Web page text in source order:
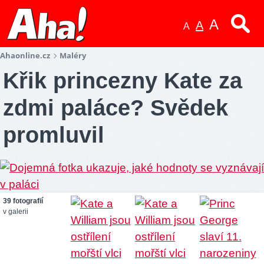
A A A
Ahaonline.cz Maléry
Křik princezny Kate za
zdmi paláce? Svědek
promluvil
39 fotografií
v galerii